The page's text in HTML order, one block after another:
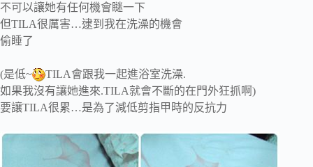
不可以讓她有任何機會瞇一下
但TILA很厲害…逮到我在洗澡的機會
偷睡了
(是低~
TILA會跟我一起進浴室洗澡.
如果我沒有讓她進來.TILA就會不斷的在門外狂抓啊)
要讓TILA很累…是為了減低剪指甲時的反抗力